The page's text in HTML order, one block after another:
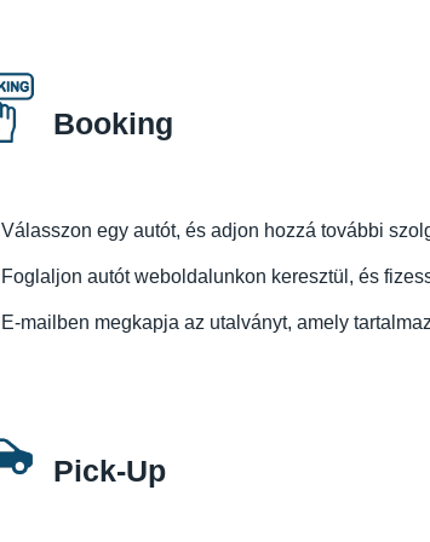
Booking
Válasszon egy autót, és adjon hozzá további
Foglaljon autót weboldalunkon keresztül, és
E-mailben megkapja az utalványt, amely
Pick-Up